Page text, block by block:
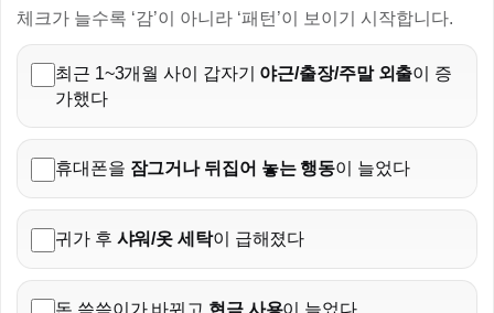
천경 뉴스
상간자소송
탐정사무소비용 계산
기
외도 징후
X
체크가 늘수록 ‘감’이 아니라 ‘패턴’이 보이기 시작합니다.
최근 1~3개월 사이 갑자기 야근/출장/주말 외출이 증
가했다
휴대폰을 잠그거나 뒤집어 놓는 행동이 늘었다
귀가 후 샤워/옷 세탁이 급해졌다
돈 씀씀이가 바뀌고 현금 사용이 늘었다